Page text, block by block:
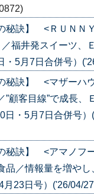
の秘訣】 <ＲＵＮＮ
福井発スイーツ、
・5月7日合併号）
秘訣】 <マザーハ
顧客目線”で成長、
日・5月7日合併号）
の秘訣】 <アマノフ
品／情報量を増や
月23日号）('26/04/